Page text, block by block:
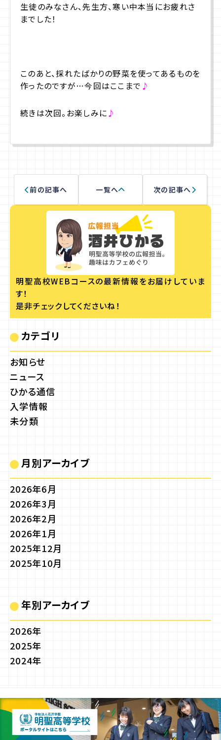
生徒のみなさん、先生方、寒い中本当にお疲れさ
までした！
このあと、採れたばかりの野菜を使ってあるものを
作ったのですが…今回はここまで ♪
続きは次回。お楽しみに♪
前の記事へ 一覧へ 次の記事へ
明聖高校WEBコースの最新情報をお届けしていま
す！
是非チェックしてくださいね！
カテゴリ
お知らせ
ニュース
ひかる通信
入学情報
未分類
月別アーカイブ
2026年6月
2026年3月
2026年2月
2026年1月
2025年12月
2025年10月
年別アーカイブ
2026年
2025年
2024年